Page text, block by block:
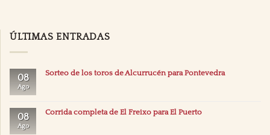
ÚLTIMAS ENTRADAS
08
Ago
Sorteo de los toros de Alcurrucén para Pontevedra
08
Ago
Corrida completa de El Freixo para El Puerto